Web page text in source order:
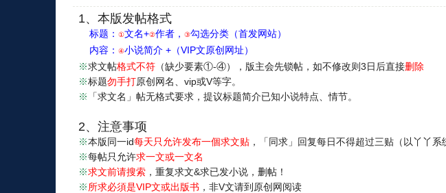
1、本版发帖格式
标题： ①文名+②作者， ③勾选分类（首发网站）
内容： ④小说简介 +（VIP文原创网址）
※求文帖格式不符（缺少要素①-④），版主会先锁帖，如不修改则3日后直接删除
※标题勿手打原创网名、vip或V等字。
※
「求文名」帖无格式要求，提议标题简介已知小说特点、情节。
2、注意事项
※本版同一id每天只允许发布一個求文贴，「同求」回复每日不得超过三贴（以丫丫系
※每帖只允许求一文或一文名
※求文前请搜索，重复求文&求已发小说，删帖！
※所求必須是VIP文或出版书 ，非V文请到原创网阅读